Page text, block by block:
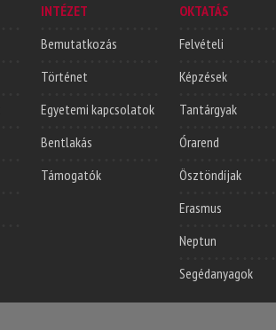
INTÉZET
Bemutatkozás
Történet
Egyetemi kapcsolatok
Bentlakás
Támogatók
OKTATÁS
Felvételi
Képzések
Tantárgyak
Órarend
Ösztöndíjak
Erasmus
Neptun
Segédanyagok